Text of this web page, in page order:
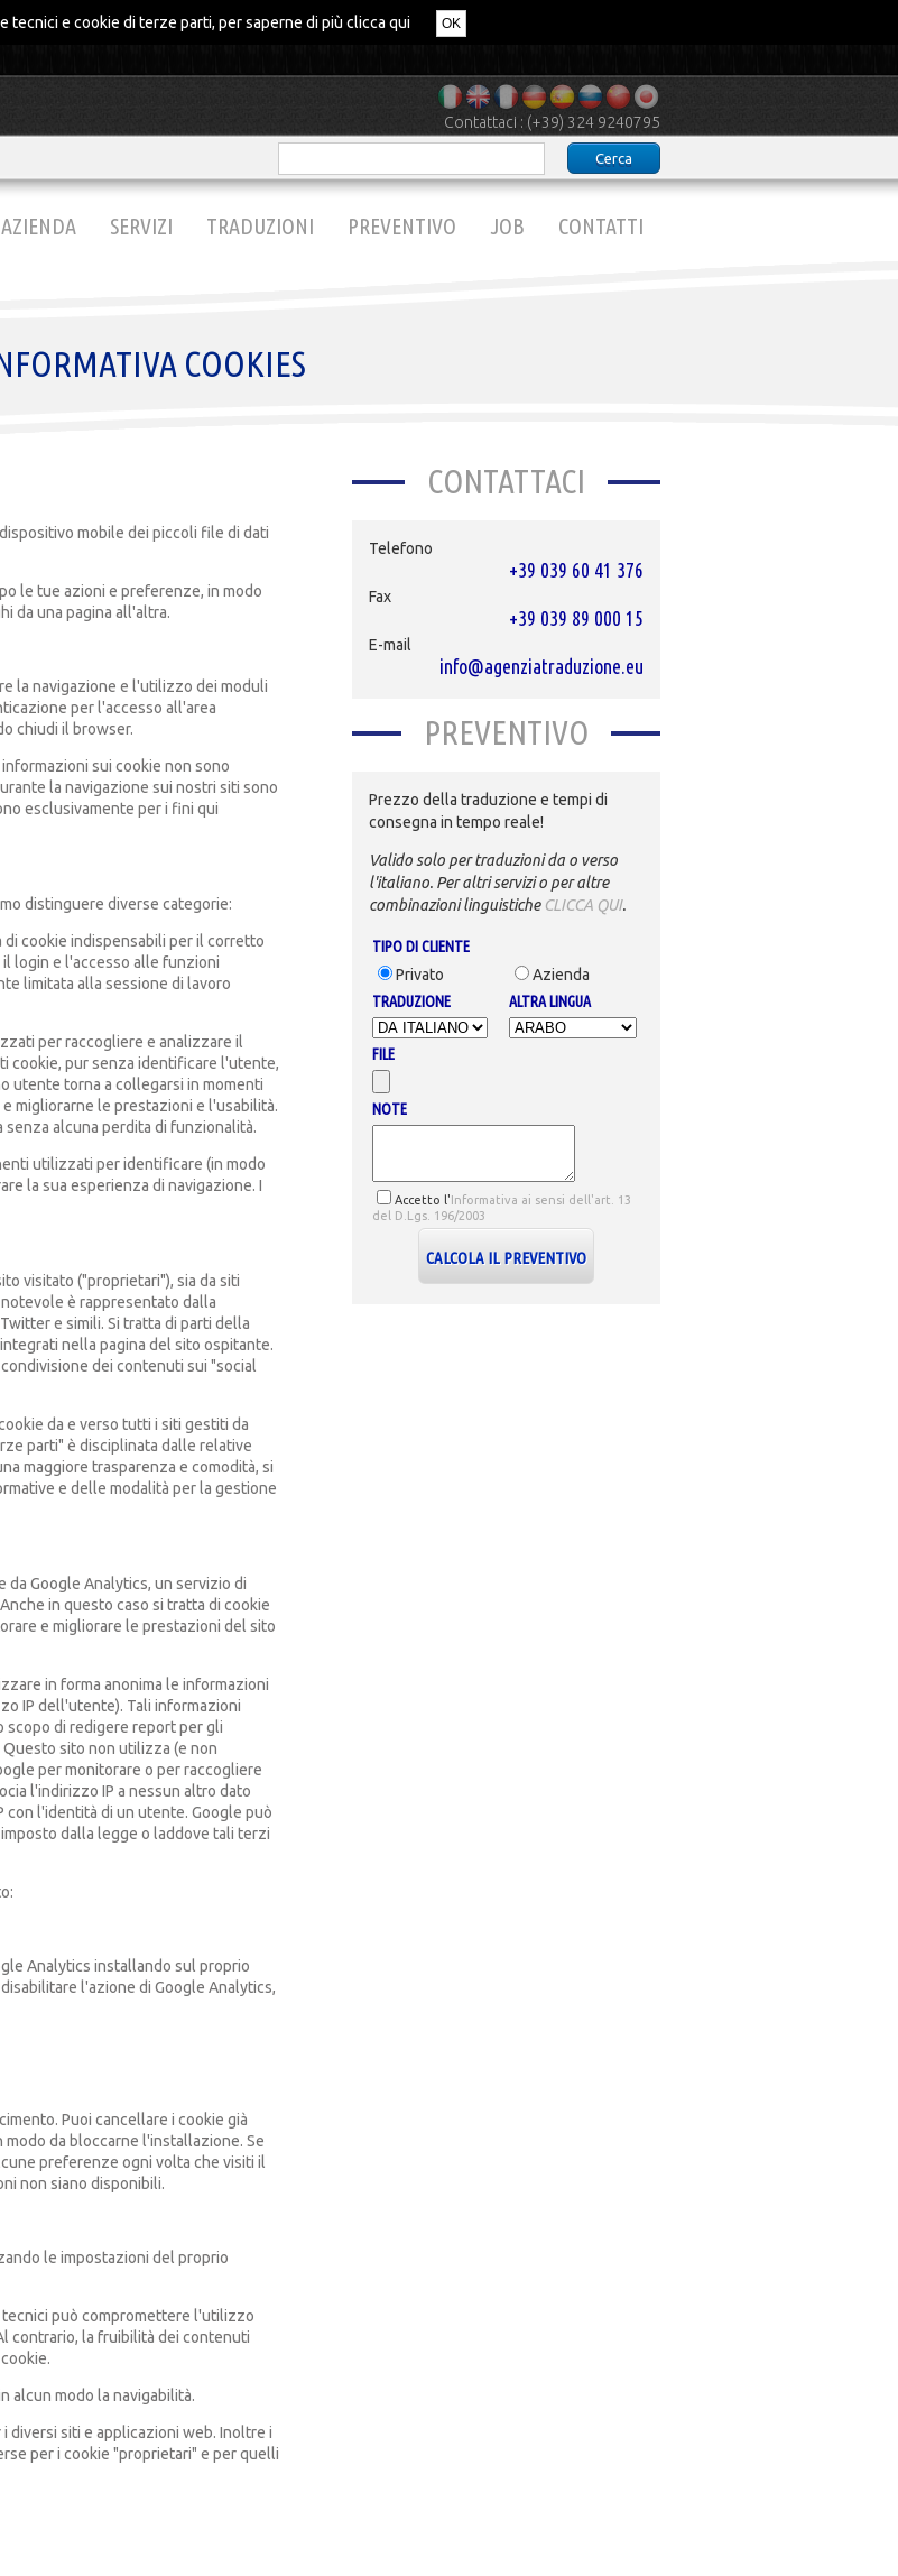
tecnici e cookie di terze parti, per saperne di più clicca qui OK
Contattaci : (+39) 324 9240795
AZIENDA SERVIZI TRADUZIONI PREVENTIVO JOB CONTATTI
COOKIES
mobile dei piccoli file di dati
le tue azioni e preferenze, in modo
da una pagina all'altra.
la navigazione e l'utilizzo dei moduli
per l'accesso all'area
chiudi il browser.
sui cookie non sono
la navigazione sui nostri siti sono
esclusivamente per i fini qui
distinguere diverse categorie:
di cookie indispensabili per il corretto
login e l'accesso alle funzioni
limitata alla sessione di lavoro
per raccogliere e analizzare il
cookie, pur senza identificare l'utente,
utente torna a collegarsi in momenti
migliorarne le prestazioni e l'usabilità.
alcuna perdita di funzionalità.
utilizzati per identificare (in modo
la sua esperienza di navigazione. I
visitato ("proprietari"), sia da siti
è rappresentato dalla
e simili. Si tratta di parti della
nella pagina del sito ospitante.
dei contenuti sui "social
da e verso tutti i siti gestiti da
parti" è disciplinata dalle relative
maggiore trasparenza e comodità, si
e delle modalità per la gestione
Google Analytics, un servizio di
in questo caso si tratta di cookie
e migliorare le prestazioni del sito
in forma anonima le informazioni
IP dell'utente). Tali informazioni
scopo di redigere report per gli
sito non utilizza (e non
per monitorare o per raccogliere
l'indirizzo IP a nessun altro dato
con l'identità di un utente. Google può
dalla legge o laddove tali terzi
Analytics installando sul proprio
l'azione di Google Analytics,
Puoi cancellare i cookie già
da bloccarne l'installazione. Se
preferenze ogni volta che visiti il
non siano disponibili.
le impostazioni del proprio
può compromettere l'utilizzo
contrario, la fruibilità dei contenuti
alcun modo la navigabilità.
diversi siti e applicazioni web. Inoltre i
per i cookie "proprietari" e per quelli
CONTATTACI
Telefono
+39 039 60 41 376
Fax
+39 039 89 000 15
E-mail
info@agenziatraduzione.eu
PREVENTIVO
Prezzo della traduzione e tempi di
consegna in tempo reale!
Valido solo per traduzioni da o verso
l'italiano. Per altri servizi o per altre
combinazioni linguistiche CLICCA QUI.
TIPO DI CLIENTE
Privato
Azienda
TRADUZIONE
ALTRA LINGUA
FILE
NOTE
Accetto l'Informativa ai sensi dell'art. 13
del D.Lgs. 196/2003